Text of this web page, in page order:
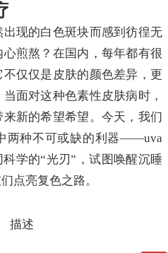
现的白色斑块而感到彷徨无
煎熬？在国内，每年都有很
仅仅是皮肤的颜色差异，更
面对这种色素性皮肤病时，
新的希望希望。今天，我们
两种不可或缺的利器——uva
学的“光刃”，试图唤醒沉睡
点亮复色之路。
描述